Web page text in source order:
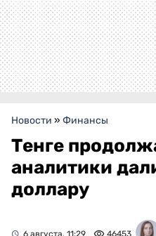
Новости » Финансы
Тенге
аналитики
доллару
6 августа, 11:29 46453